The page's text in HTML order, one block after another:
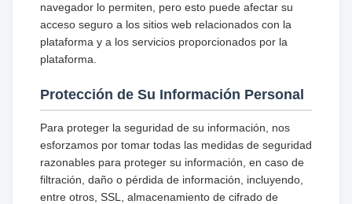
navegador lo permiten, pero esto puede afectar su
acceso seguro a los sitios web relacionados con la
plataforma y a los servicios proporcionados por la
plataforma.
Protección de Su Información Personal
Para proteger la seguridad de su información, nos
esforzamos por tomar todas las medidas de seguridad
razonables para proteger su información, en caso de
filtración, daño o pérdida de información, incluyendo,
entre otros, SSL, almacenamiento de cifrado de